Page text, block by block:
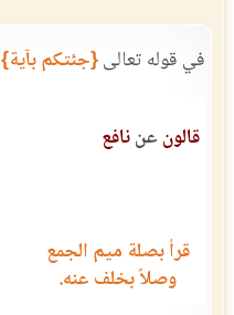
في قوله تعالى{جئتكم بآية}
قالون عننافع
قرأ بصلة ميم الجمع
وصلاً بخلف عنه.